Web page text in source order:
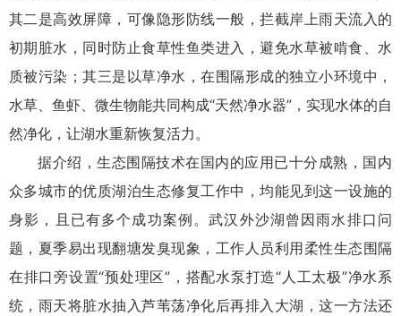
其二是高效屏障，可像隐形防线一般，拦截岸上雨天流入的
初期脏水，同时防止食草性鱼类进入，避免水草被啃食、水
质被污染；其三是以草净水，在围隔形成的独立小环境中，
水草、鱼虾、微生物能共同构成“天然净水器”，实现水体的自
然净化，让湖水重新恢复活力。
据介绍，生态围隔技术在国内的应用已十分成熟，国内
众多城市的优质湖泊生态修复工作中，均能见到这一设施的
身影，且已有多个成功案例。武汉外沙湖曾因雨水排口问
题，夏季易出现翻塘发臭现象，工作人员利用柔性生态围隔
在排口旁设置“预处理区”，搭配水泵打造“人工太极”净水系
统，雨天将脏水抽入芦苇荡净化后再排入大湖，这一方法还